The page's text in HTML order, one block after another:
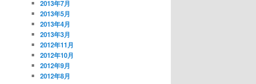
2013年7月
2013年5月
2013年4月
2013年3月
2012年11月
2012年10月
2012年9月
2012年8月